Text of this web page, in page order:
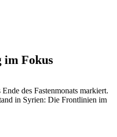
im Fokus
des Fastenmonats markiert.
in Syrien: Die Frontlinien im